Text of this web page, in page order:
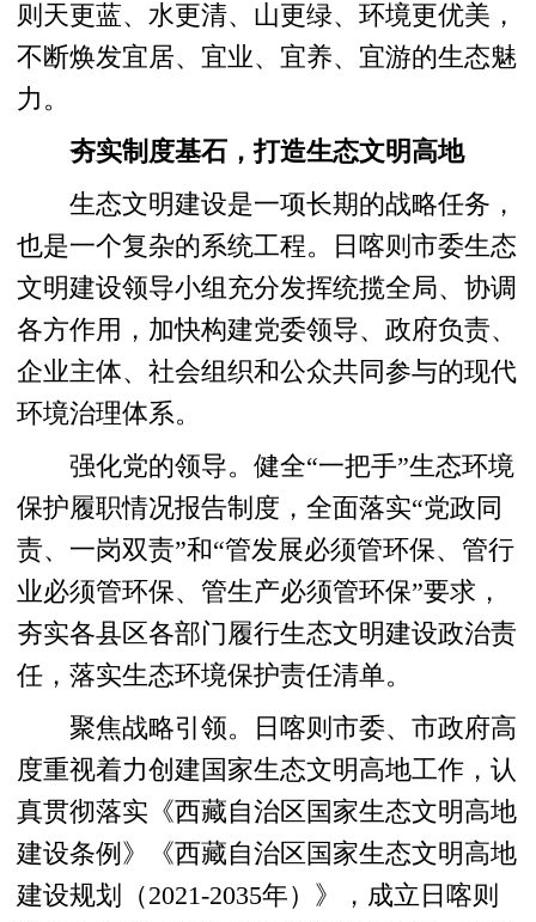
则天更蓝、水更清、山更绿、环境更优美，
不断焕发宜居、宜业、宜养、宜游的生态魅
力。
夯实制度基石，打造生态文明高地
生态文明建设是一项长期的战略任务，
也是一个复杂的系统工程。日喀则市委生态
文明建设领导小组充分发挥统揽全局、协调
各方作用，加快构建党委领导、政府负责、
企业主体、社会组织和公众共同参与的现代
环境治理体系。
强化党的领导。健全“一把手”生态环境
保护履职情况报告制度，全面落实“党政同
责、一岗双责”和“管发展必须管环保、管行
业必须管环保、管生产必须管环保”要求，
夯实各县区各部门履行生态文明建设政治责
任，落实生态环境保护责任清单。
聚焦战略引领。日喀则市委、市政府高
度重视着力创建国家生态文明高地工作，认
真贯彻落实《西藏自治区国家生态文明高地
建设条例》《西藏自治区国家生态文明高地
建设规划（2021-2035年）》，成立日喀则